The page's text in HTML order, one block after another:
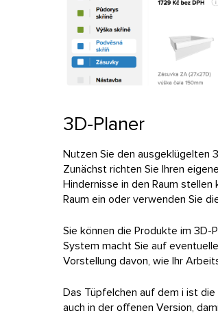
3D-Planer
Nutzen Sie den ausgeklügelten
Zunächst richten Sie Ihren
Hindernisse in den Raum
Raum ein oder verwenden Sie
Sie können die Produkte im 3D-
System macht Sie auf
Vorstellung davon, wie Ihr
Das Tüpfelchen auf dem i ist
auch in der offenen Version,